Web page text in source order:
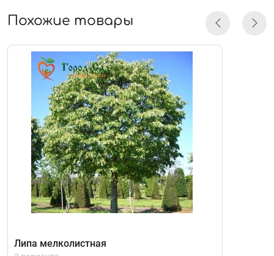
Похожие товары
Липа мелколистная